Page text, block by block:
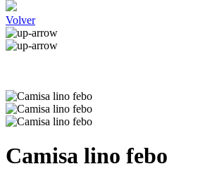
Volver
Camisa lino febo